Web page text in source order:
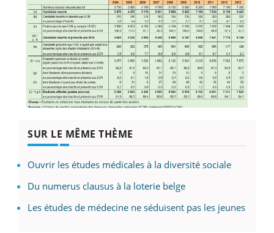
SUR LE MÊME THÈME
Ouvrir les études médicales à la diversité sociale
Du numerus clausus à la loterie belge
Les études de médecine ne séduisent pas les jeunes